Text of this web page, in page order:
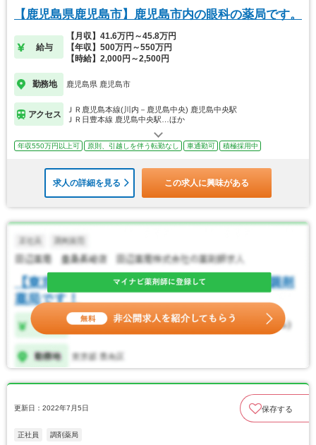
【鹿児島県鹿児島市】鹿児島市内の眼科の薬局です。
給与
【月収】41.6万円～45.8万円
【年収】500万円～550万円
【時給】2,000円～2,500円
勤務地 鹿児島県 鹿児島市
アクセス
ＪＲ鹿児島本線(川内－鹿児島中央) 鹿児島中央駅
ＪＲ日豊本線 鹿児島中央駅…ほか
年収550万円以上可 原則、引越しを伴う転勤なし 車通勤可 積極採用中
求人の詳細を見る この求人に興味がある
更新日：2022年7月5日 保存する
正社員 調剤薬局